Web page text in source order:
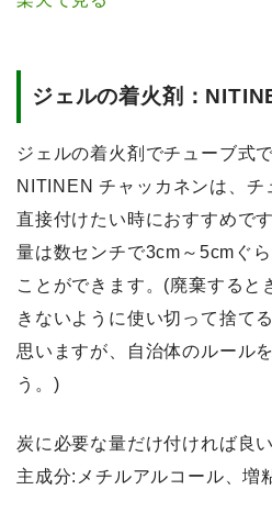
ジェルの着火剤：
ジェルの着火剤でチューブ式で
NITINEN チャッカネンは、チ
直接付けたい時におすすめです
量は数センチで3cm～5cmぐ
ことができます。(廃棄すると
きないように使い切って捨て
思いますが、自治体のルール
う。)
炭に必要な量だけ付ければ良
主成分:メチルアルコール、増